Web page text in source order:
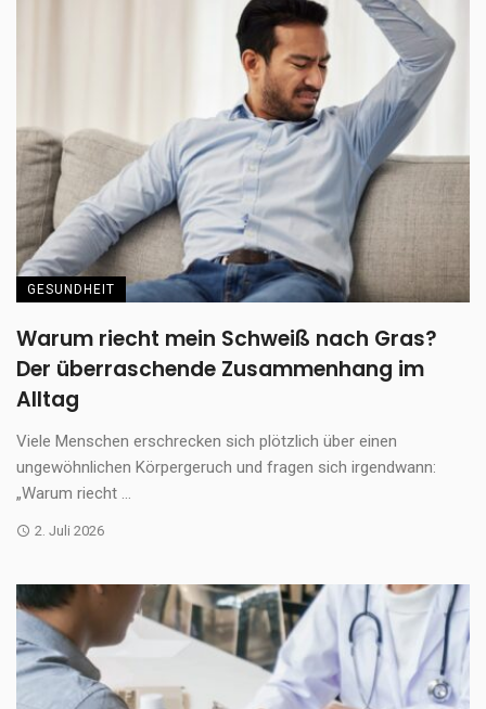
GESUNDHEIT
Warum riecht mein Schweiß nach Gras?
Der überraschende Zusammenhang im
Alltag
Viele Menschen erschrecken sich plötzlich über einen
ungewöhnlichen Körpergeruch und fragen sich irgendwann:
„Warum riecht ...
2. Juli 2026